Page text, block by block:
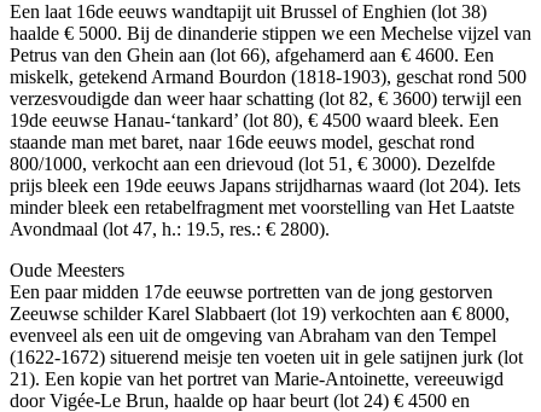
Een laat 16de eeuws wandtapijt uit Brussel of Enghien (lot 38)
haalde € 5000. Bij de dinanderie stippen we een Mechelse vijzel van
Petrus van den Ghein aan (lot 66), afgehamerd aan € 4600. Een
miskelk, getekend Armand Bourdon (1818-1903), geschat rond 500
verzesvoudigde dan weer haar schatting (lot 82, € 3600) terwijl een
19de eeuwse Hanau-‘tankard’ (lot 80), € 4500 waard bleek. Een
staande man met baret, naar 16de eeuws model, geschat rond
800/1000, verkocht aan een drievoud (lot 51, € 3000). Dezelfde
prijs bleek een 19de eeuws Japans strijdharnas waard (lot 204). Iets
minder bleek een retabelfragment met voorstelling van Het Laatste
Avondmaal (lot 47, h.: 19.5, res.: € 2800).
Oude Meesters
Een paar midden 17de eeuwse portretten van de jong gestorven
Zeeuwse schilder Karel Slabbaert (lot 19) verkochten aan € 8000,
evenveel als een uit de omgeving van Abraham van den Tempel
(1622-1672) situerend meisje ten voeten uit in gele satijnen jurk (lot
21). Een kopie van het portret van Marie-Antoinette, vereeuwigd
door Vigée-Le Brun, haalde op haar beurt (lot 24) € 4500 en